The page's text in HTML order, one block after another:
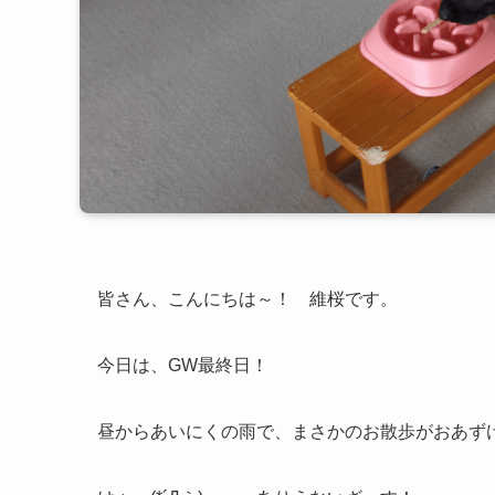
皆さん、こんにちは～！ 維桜です。
今日は、GW最終日！
昼からあいにくの雨で、まさかのお散歩がおあず